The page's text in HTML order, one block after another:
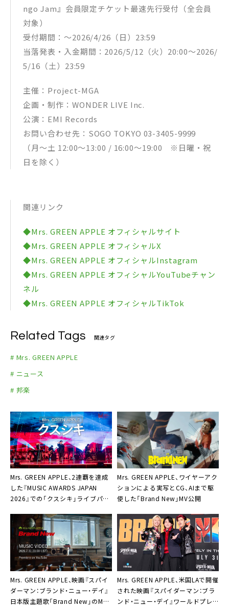
ngo Jam』会員限定チケット最速先⾏受付（全会員
対象）
受付期間：〜2026/4/26（⽇）23:59
当落発表・⼊⾦期間：2026/5/12（⽕）20:00〜2026/
5/16（⼟）23:59
主催：Project-MGA
企画・制作：WONDER LIVE Inc.
公演：EMI Records
お問い合わせ先：SOGO TOKYO 03-3405-9999
（月〜土 12:00〜13:00 / 16:00〜19:00 ※日曜・祝
日を除く）
関連リンク
◆Mrs. GREEN APPLE オフィシャルサイト
◆Mrs. GREEN APPLE オフィシャルX
◆Mrs. GREEN APPLE オフィシャルInstagram
◆Mrs. GREEN APPLE オフィシャルYouTubeチャン
ネル
◆Mrs. GREEN APPLE オフィシャルTikTok
Related Tags 関連タグ
# Mrs. GREEN APPLE
# ニュース
# 邦楽
Mrs. GREEN APPLE、2連覇を達成
した『MUSIC AWARDS JAPAN
2026』での「クスシキ」ライブパフ
Mrs. GREEN APPLE、ワイヤーアク
ションによる実写とCG、AIまで駆
使した「Brand New」MV公開
Mrs. GREEN APPLE、映画『スパイ
ダーマン：ブランド・ニュー・デイ』
日本版主題歌「Brand New」のMV
Mrs. GREEN APPLE、米国LAで開催
された映画『スパイダーマン：ブラ
ンド・ニュー・デイ』ワールドプレ